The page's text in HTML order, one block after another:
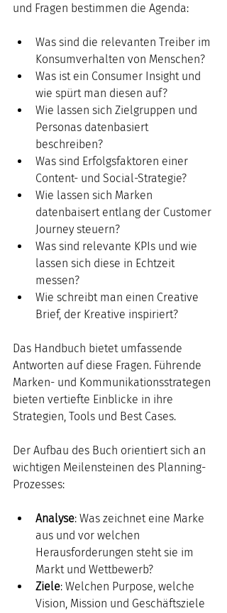
und Fragen bestimmen die Agenda:
Was sind die relevanten Treiber im
Konsumverhalten von Menschen?
Was ist ein Consumer Insight und
wie spürt man diesen auf?
Wie lassen sich Zielgruppen und
Personas datenbasiert
beschreiben?
Was sind Erfolgsfaktoren einer
Content- und Social-Strategie?
Wie lassen sich Marken
datenbaisert entlang der Customer
Journey steuern?
Was sind relevante KPIs und wie
lassen sich diese in Echtzeit
messen?
Wie schreibt man einen Creative
Brief, der Kreative inspiriert?
Das Handbuch bietet umfassende
Antworten auf diese Fragen. Führende
Marken- und Kommunikationsstrategen
bieten vertiefte Einblicke in ihre
Strategien, Tools und Best Cases.
Der Aufbau des Buch orientiert sich an
wichtigen Meilensteinen des Planning-
Prozesses:
Analyse: Was zeichnet eine Marke
aus und vor welchen
Herausforderungen steht sie im
Markt und Wettbewerb?
Ziele: Welchen Purpose, welche
Vision, Mission und Geschäftsziele